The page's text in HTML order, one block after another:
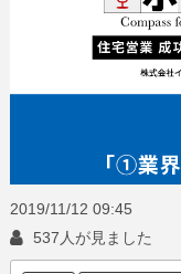
2019/11/12 09:45
537人が見ました